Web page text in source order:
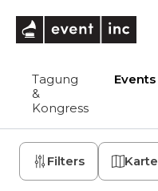
Tagung
&
Kongress
Events
Filters Karte